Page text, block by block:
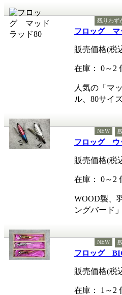
残りわず
フロッグ マ
販売価格(税
在庫： 0～2
人気の「マ
ル、80サイ
NEW
フロッグ ウ
販売価格(税
在庫： 0～2
WOOD製、
ングバード」
NEW
フロッグ
販売価格(税
在庫： 1～2